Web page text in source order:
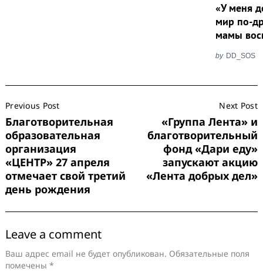
«У меня
мир по-
мамы
by DD_SOS
Navigation
Previous Post
Благотворительная
образовательная
организация
«ЦЕНТР» 27 апреля
отмечает свой третий
день рождения
Next Post
«Группа Лента» и
благотворительный
фонд «Дари еду»
запускают акцию
«Лента добрых дел»
Leave a comment
Ваш адрес email не будет опубликован. Обязательные поля
помечены *
Search